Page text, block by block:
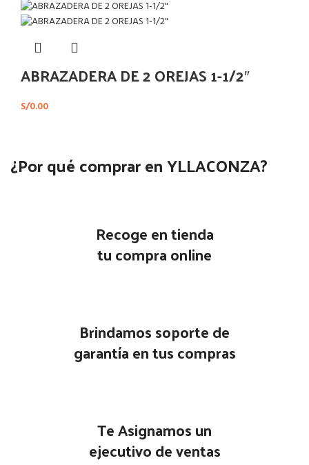
ABRAZADERA DE 2 OREJAS 1-1/2″
S/0.00
¿Por qué comprar en YLLACONZA?
Recoge en tienda
tu compra online
Brindamos soporte de
garantía en tus compras
Te Asignamos un
ejecutivo de ventas